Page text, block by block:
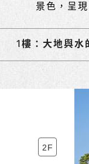
景色，呈
1樓：大地與水
2F